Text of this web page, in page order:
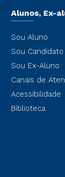
Alunos, Ex-
Sou Aluno
Sou Candidato
Sou Ex-Aluno
Canais de
Acessibilidade
Biblioteca